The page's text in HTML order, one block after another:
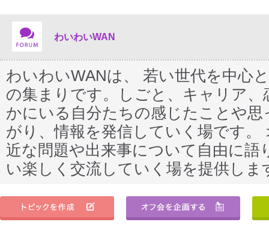
わいわいWAN
わいわいWANは、 若い世代を中心
の集まりです。しごと、キャリア
かにいる自分たちの感じたことや
がり、情報を発信していく場です
近な問題や出来事について自由に
い楽しく交流していく場を提供しま